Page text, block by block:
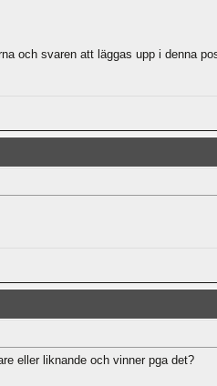
och svaren att läggas upp i denna
eller liknande och vinner pga det?